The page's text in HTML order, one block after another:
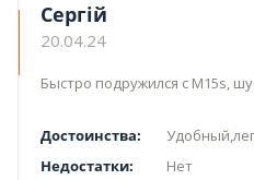
Сергій
20.04.24
Быстро подружился с M15s,
Достоинства:
Недостатки:
Нет